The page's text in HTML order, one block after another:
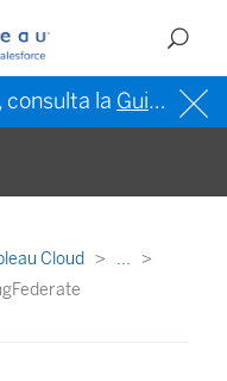
consulta la Guida di Tableau in inglese (Stati Uniti)
Cloud
...